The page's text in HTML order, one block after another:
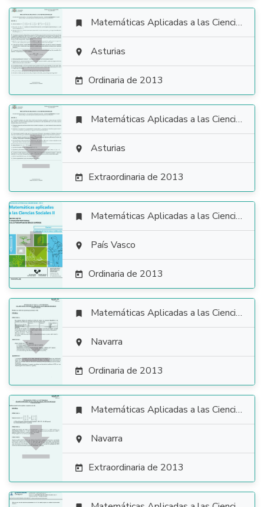

 Matemáticas Aplicadas a las Ciencias Sociales
 Asturias
 Ordinaria de 2013

 Matemáticas Aplicadas a las Ciencias Sociales
 Asturias
 Extraordinaria de 2013

 Matemáticas Aplicadas a las Ciencias Sociales
 País Vasco
 Ordinaria de 2013

 Matemáticas Aplicadas a las Ciencias Sociales
 Navarra
 Ordinaria de 2013

 Matemáticas Aplicadas a las Ciencias Sociales
 Navarra
 Extraordinaria de 2013